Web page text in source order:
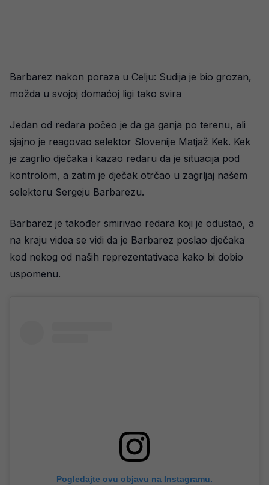
Barbarez nakon poraza u Celju: Sudija je bio grozan,
možda u svojoj domaćoj ligi tako svira
Jedan od redara počeo je da ga ganja po terenu, ali
sjajno je reagovao selektor Slovenije Matjaž Kek. Kek
je zagrlio dječaka i kazao redaru da je situacija pod
kontrolom, a zatim je dječak otrčao u zagrljaj našem
selektoru Sergeju Barbarezu.
Barbarez je također smirivao redara koji je odustao, a
na kraju videa se vidi da je Barbarez poslao dječaka
kod nekog od naših reprezentativaca kako bi dobio
uspomenu.
Pogledajte ovu objavu na Instagramu.